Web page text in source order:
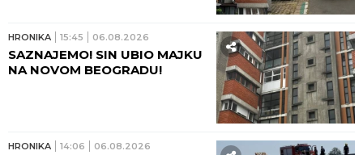
HRONIKA 15:45 06.08.2026
SAZNAJEMO! SIN UBIO MAJKU
NA NOVOM BEOGRADU!
HRONIKA 14:06 06.08.2026